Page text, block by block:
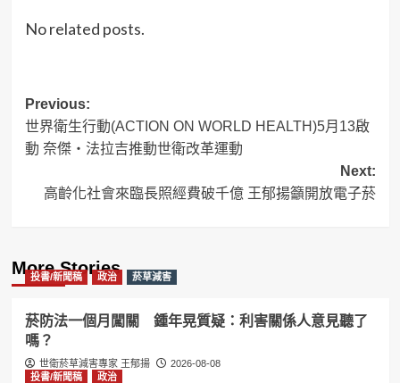
No related posts.
Post
navigation
Previous:
世界衛生行動(ACTION ON WORLD HEALTH)5月13啟
動 奈傑・法拉吉推動世衛改革運動
Next:
高齡化社會來臨長照經費破千億 王郁揚籲開放電子菸
More Stories
投書/新聞稿 政治 菸草減害
菸防法一個月闖關 鍾年晃質疑：利害關係人意見聽了
嗎？
世衛菸草減害專家 王郁揚
2026-08-08
投書/新聞稿
政治